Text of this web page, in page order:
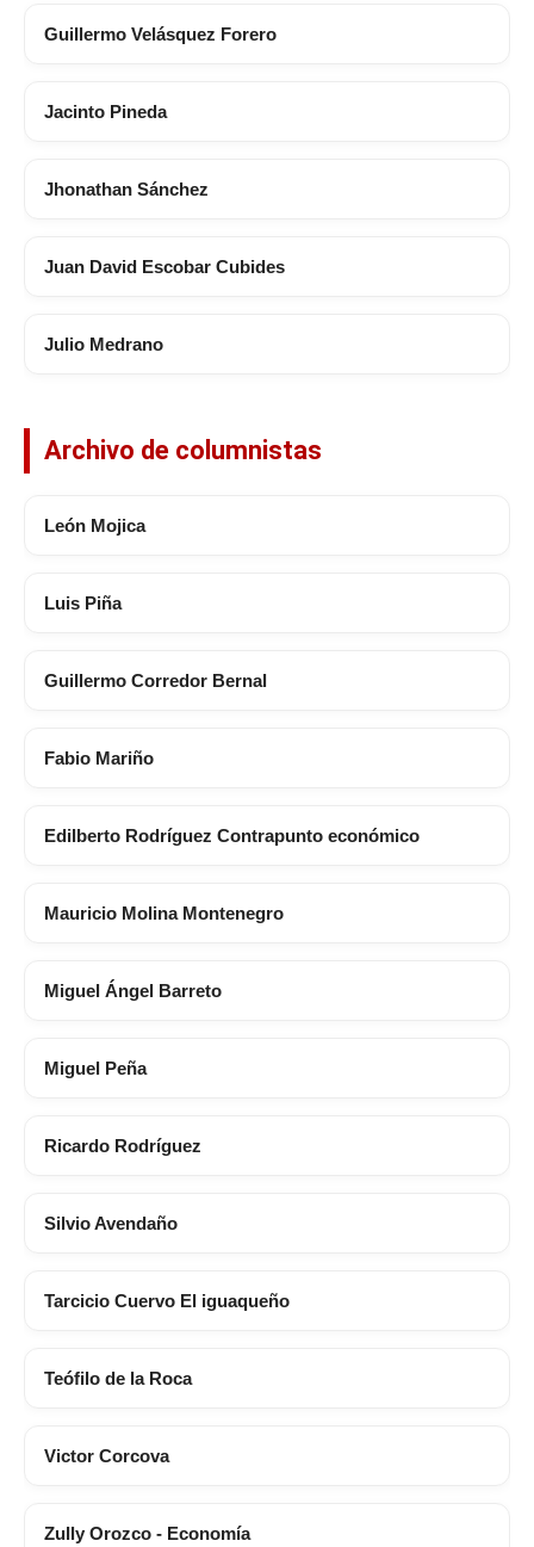
Guillermo Velásquez Forero
Jacinto Pineda
Jhonathan Sánchez
Juan David Escobar Cubides
Julio Medrano
Archivo de columnistas
León Mojica
Luis Piña
Guillermo Corredor Bernal
Fabio Mariño
Edilberto Rodríguez Contrapunto económico
Mauricio Molina Montenegro
Miguel Ángel Barreto
Miguel Peña
Ricardo Rodríguez
Silvio Avendaño
Tarcicio Cuervo El iguaqueño
Teófilo de la Roca
Victor Corcova
Zully Orozco - Economía